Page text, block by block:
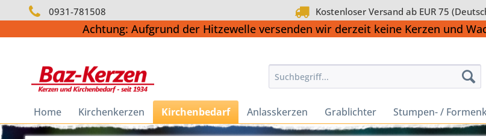
0931-781508 Kostenloser Versand ab EUR 75
Achtung: Aufgrund der Hitzewelle versenden wir derzeit keine Kerzen und
Home Kirchenkerzen Kirchenbedarf Anlasskerzen Grablichter Stumpen- /